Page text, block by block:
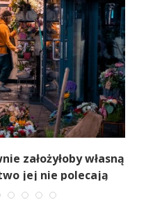
założyłoby własną
jej nie polecają